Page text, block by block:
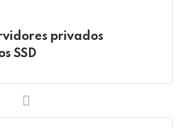
privados
SSD